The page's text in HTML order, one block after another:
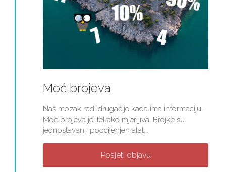
Moć brojeva
Naš mozak radi drugačije kada ima informaciju.
Moć brojeva je itekako mjerljiva. Brojke su
jednostavan i podcijenjen alat...
Posjeti objavu